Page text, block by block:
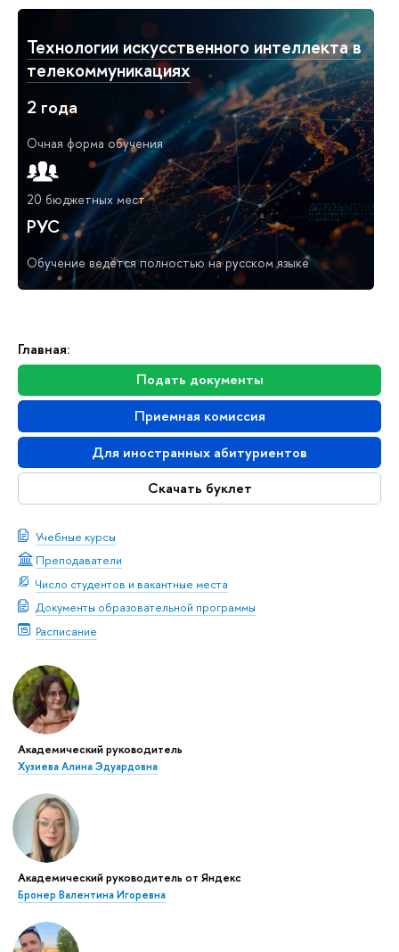
Главная:
Подать документы
Приемная комиссия
Для иностранных абитуриентов
Скачать буклет
Учебные курсы
Преподаватели
Число студентов и вакантные места
Документы образовательной программы
Расписание
Академический руководитель
Хузиева Алина Эдуардовна
Академический руководитель от Яндекс
Бронер Валентина Игоревна
Технологии искусственного интеллекта в
телекоммуникациях
2 года
Очная форма обучения
20 бюджетных мест
РУС
Обучение ведётся полностью на русском языке